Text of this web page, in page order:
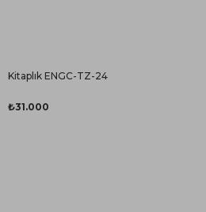
Kitaplık ENGC-TZ-24
₺31.000